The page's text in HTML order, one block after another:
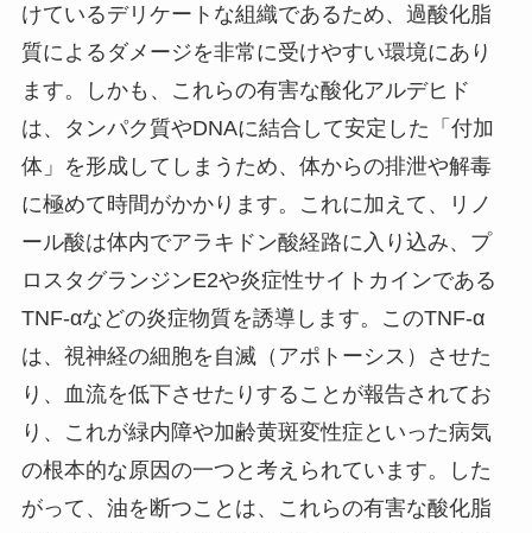
けているデリケートな組織であるため、過酸化脂
質によるダメージを非常に受けやすい環境にあり
ます。しかも、これらの有害な酸化アルデヒド
は、タンパク質やDNAに結合して安定した「付加
体」を形成してしまうため、体からの排泄や解毒
に極めて時間がかかります。これに加えて、リノ
ール酸は体内でアラキドン酸経路に入り込み、プ
ロスタグランジンE2や炎症性サイトカインである
TNF-αなどの炎症物質を誘導します。このTNF-α
は、視神経の細胞を自滅（アポトーシス）させた
り、血流を低下させたりすることが報告されてお
り、これが緑内障や加齢黄斑変性症といった病気
の根本的な原因の一つと考えられています。した
がって、油を断つことは、これらの有害な酸化脂